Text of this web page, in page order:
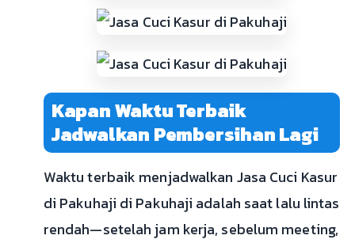
Kapan Waktu Terbaik
Jadwalkan Pembersihan Lagi
Waktu terbaik menjadwalkan Jasa Cuci Kasur
di Pakuhaji di Pakuhaji adalah saat lalu lintas
rendah—setelah jam kerja, sebelum meeting,